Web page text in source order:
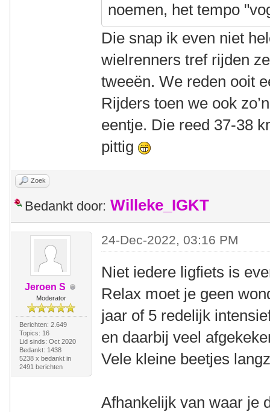
noemen, het tempo
Die snap ik even niet
wielrenners tref rijden
tweeën. We reden ooit
Rijders toen we ook
eentje. Die reed 37-38
pittig
Zoek
Bedankt door: Willeke_IGKT
Jeroen S
Moderator
Berichten: 2.649
Topics: 16
Lid sinds: Oct 2020
Bedankt: 1438
5238 x bedankt in
2491 berichten
24-Dec-2022, 03:16 PM
Niet iedere ligfiets is
Relax moet je geen
jaar of 5 redelijk
en daarbij veel
Vele kleine beetjes
Afhankelijk van waar je